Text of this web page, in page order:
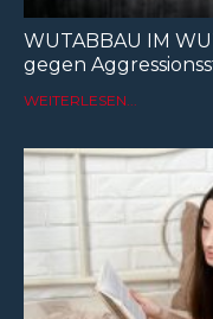
WUTABBAU IM
gegen
WEITERLESEN...